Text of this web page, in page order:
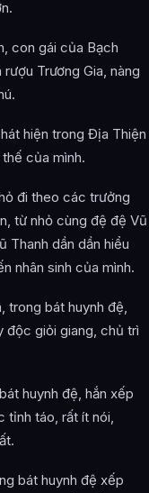
con gái của Bạch
Trương Gia, nàng
hiện trong Địa Thiện
của mình.
đi theo các trưởng
từ nhỏ cùng đệ đệ Vũ
Thanh dần dần hiểu
nhân sinh của mình.
trong bát huynh đệ,
độc giỏi giang, chủ trì
huynh đệ, hắn xếp
tỉnh táo, rất ít nói,
bát huynh đệ xếp